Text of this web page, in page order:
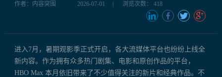
作者：内容突围 2026-07-01 浏览次数： 418
进入7月，暑期观影季正式开启，各大流媒体平台也纷纷上线全
新内容。作为拥有众多热门剧集、电影和原创作品的平台，
HBO Max 本月依旧带来了不少值得关注的新片和经典作品。不